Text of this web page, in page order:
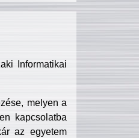
Informatikai
melyen a
kapcsolatba
az egyetem